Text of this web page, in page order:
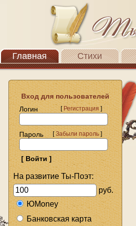
Главная Стихи
Вход для пользователей
Логин
[Регистрация]
Пароль [Забыли пароль]
На развитие Ты-Поэт:
руб.
ЮMoney
Банковская карта